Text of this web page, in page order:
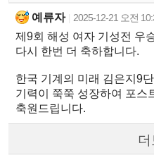
예류자 2025-12-21 오전
제9회 해성 여자 기성전 우
다시 한번 더 축하합니다.
한국 기계의 미래 김은지9
기력이 쭉쭉 성장하여 포스
축원드립니다.
더